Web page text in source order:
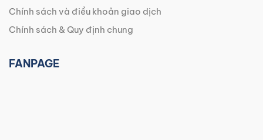
Chính sách và điều khoản giao dịch
Chính sách & Quy định chung
FANPAGE